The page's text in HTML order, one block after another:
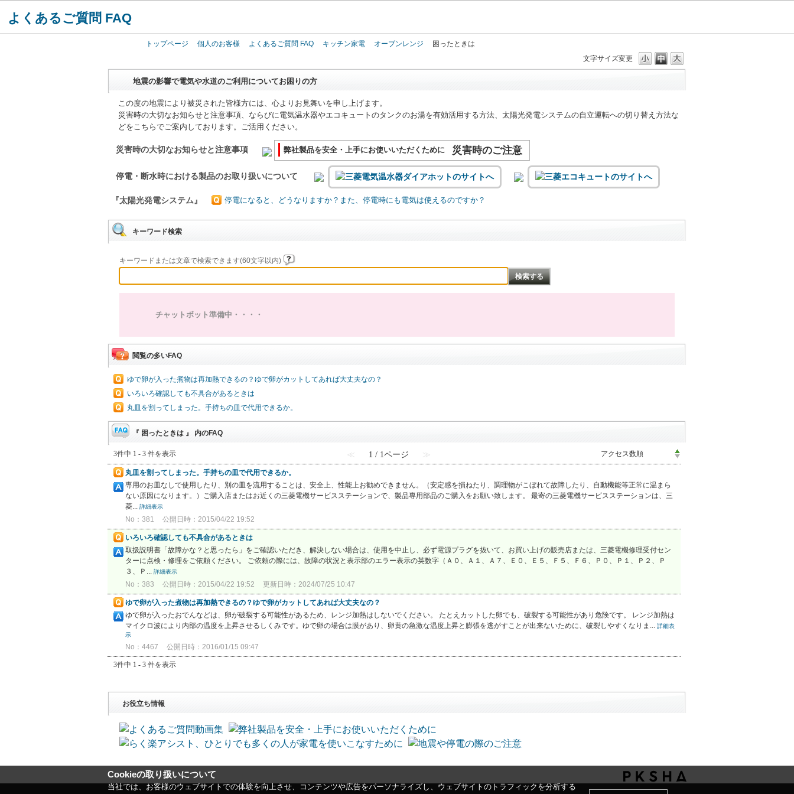
よくあるご質問 FAQ
トップページ 個人のお客様 よくあるご質問 FAQ キッチン家電 オーブンレンジ
困ったときは
文字サイズ変更
地震の影響で電気や水道のご利用についてお困りの方
この度の地震により被災された皆様方には、心よりお見舞いを申し上げます。
災害時の大切なお知らせと注意事項、ならびに電気温水器やエコキュートのタンクのお湯を有効活用する方法、太陽光発電システムの自立運転への切り替え方法な
どをこちらでご案内しております。ご活用ください。
災害時の大切なお知らせと注意事項 弊社製品を安全・上手にお使いいただくために 災害時のご注意
停電・断水時における製品のお取り扱いについて
『太陽光発電システム』 停電になると、どうなりますか？また、停電時にも電気は使えるのですか？
キーワード検索
キーワードまたは文章で検索できます(60文字以内)
チャットボット準備中・・・・
閲覧の多いFAQ
ゆで卵が入った煮物は再加熱できるの？ゆで卵がカットしてあれば大丈夫なの？
いろいろ確認しても不具合があるときは
丸皿を割ってしまった。手持ちの皿で代用できるか。
『 困ったときは 』 内のFAQ
3件中 1 - 3 件を表示 ≪ 1 / 1ページ ≫
丸皿を割ってしまった。手持ちの皿で代用できるか。
専用のお皿なしで使用したり、別の皿を流用することは、安全上、性能上お勧めできません。（安定感を損ねたり、調理物がこぼれて故障したり、自動機能等正常に温まら
ない原因になります。）ご購入店またはお近くの三菱電機サービスステーションで、製品専用部品のご購入をお願い致します。 最寄の三菱電機サービスステーションは、三
菱... 詳細表示
No：381 公開日時：2015/04/22 19:52
いろいろ確認しても不具合があるときは
取扱説明書「故障かな？と思ったら」をご確認いただき、解決しない場合は、使用を中止し、必ず電源プラグを抜いて、お買い上げの販売店または、三菱電機修理受付セン
ターに点検・修理をご依頼ください。 ご依頼の際には、故障の状況と表示部のエラー表示の英数字（Ａ０、Ａ１、Ａ７、Ｅ０、Ｅ５、Ｆ５、Ｆ６、Ｐ０、Ｐ１、Ｐ２、Ｐ
３、Ｐ... 詳細表示
No：383 公開日時：2015/04/22 19:52 更新日時：2024/07/25 10:47
ゆで卵が入った煮物は再加熱できるの？ゆで卵がカットしてあれば大丈夫なの？
ゆで卵が入ったおでんなどは、卵が破裂する可能性があるため、レンジ加熱はしないでください。 たとえカットした卵でも、破裂する可能性があり危険です。 レンジ加熱は
マイクロ波により内部の温度を上昇させるしくみです。ゆで卵の場合は膜があり、卵黄の急激な温度上昇と膨張を逃がすことが出来ないために、破裂しやすくなりま... 詳細表
示
No：4467 公開日時：2016/01/15 09:47
3件中 1 - 3 件を表示
お役立ち情報
Cookieの取り扱いについて
当社では、お客様のウェブサイトでの体験を向上させ、コンテンツや広告をパーソナライズし、ウェブサイトのトラフィックを分析する